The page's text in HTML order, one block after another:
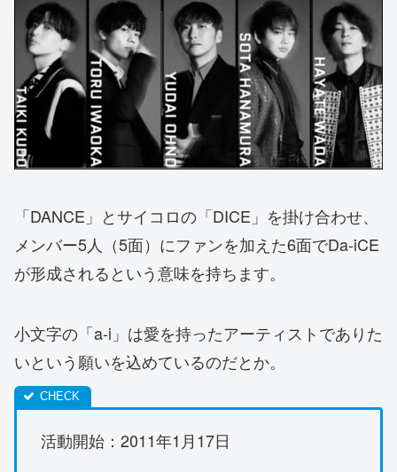
「DANCE」とサイコロの「DICE」を掛け合わせ、
メンバー5人（5面）にファンを加えた6面でDa-iCE
が形成されるという意味を持ちます。
小文字の「a-i」は愛を持ったアーティストでありた
いという願いを込めているのだとか。
活動開始：2011年1月17日